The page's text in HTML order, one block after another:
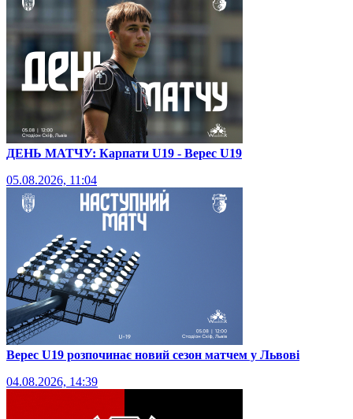
ДЕНЬ МАТЧУ: Карпати U19 - Верес U19
05.08.2026, 11:04
Верес U19 розпочинає новий сезон матчем у Львові
04.08.2026, 14:39